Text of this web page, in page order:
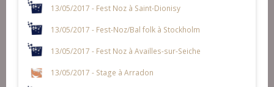
13/05/2017 - Fest Noz à Saint-Dionisy
13/05/2017 - Fest-Noz/Bal folk à Stockholm
13/05/2017 - Fest Noz à Availles-sur-Seiche
13/05/2017 - Stage à Arradon